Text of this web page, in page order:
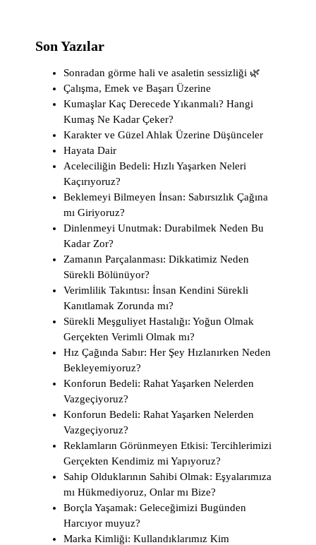
Son Yazılar
Sonradan görme hali ve asaletin sessizliği 🌿
Çalışma, Emek ve Başarı Üzerine
Kumaşlar Kaç Derecede Yıkanmalı? Hangi
Kumaş Ne Kadar Çeker?
Karakter ve Güzel Ahlak Üzerine Düşünceler
Hayata Dair
Aceleciliğin Bedeli: Hızlı Yaşarken Neleri
Kaçırıyoruz?
Beklemeyi Bilmeyen İnsan: Sabırsızlık Çağına
mı Giriyoruz?
Dinlenmeyi Unutmak: Durabilmek Neden Bu
Kadar Zor?
Zamanın Parçalanması: Dikkatimiz Neden
Sürekli Bölünüyor?
Verimlilik Takıntısı: İnsan Kendini Sürekli
Kanıtlamak Zorunda mı?
Sürekli Meşguliyet Hastalığı: Yoğun Olmak
Gerçekten Verimli Olmak mı?
Hız Çağında Sabır: Her Şey Hızlanırken Neden
Bekleyemiyoruz?
Konforun Bedeli: Rahat Yaşarken Nelerden
Vazgeçiyoruz?
Konforun Bedeli: Rahat Yaşarken Nelerden
Vazgeçiyoruz?
Reklamların Görünmeyen Etkisi: Tercihlerimizi
Gerçekten Kendimiz mi Yapıyoruz?
Sahip Olduklarının Sahibi Olmak: Eşyalarımıza
mı Hükmediyoruz, Onlar mı Bize?
Borçla Yaşamak: Geleceğimizi Bugünden
Harcıyor muyuz?
Marka Kimliği: Kullandıklarımız Kim